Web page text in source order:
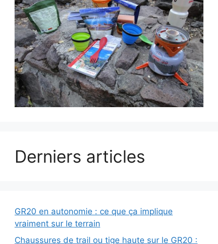
Derniers articles
GR20 en autonomie : ce que ça implique
vraiment sur le terrain
Chaussures de trail ou tige haute sur le GR20 :